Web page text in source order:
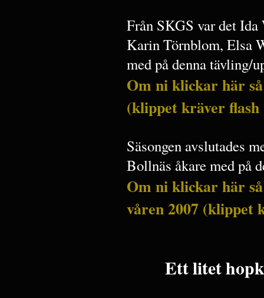
Från SKGS var det
Karin Törnblom, Elsa
med på denna tävling/
Om ni klickar här
(klippet kräver
Säsongen avslutades
Bollnäs åkare med på
Om ni klickar här
våren 2007 (klippet
Ett litet